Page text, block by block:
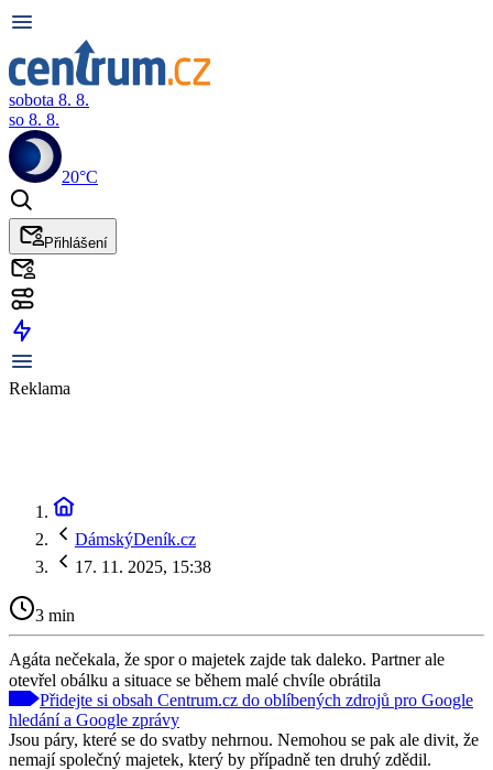
sobota 8. 8.
so 8. 8.
20°C
Přihlášení
Reklama
DámskýDeník.cz
17. 11. 2025, 15:38
3 min
Agáta nečekala, že spor o majetek zajde tak daleko. Partner ale
otevřel obálku a situace se během malé chvíle obrátila
Přidejte si obsah Centrum.cz do oblíbených zdrojů pro Google
hledání a Google zprávy
Jsou páry, které se do svatby nehrnou. Nemohou se pak ale divit, že
nemají společný majetek, který by případně ten druhý zdědil.